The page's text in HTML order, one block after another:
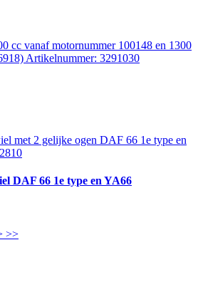
DAF 66 1e type en YA66
>>